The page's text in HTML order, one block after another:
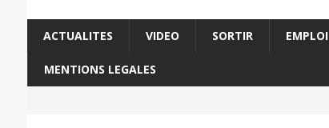
ACTUALITES VIDEO SORTIR EMPLOI
MENTIONS LEGALES